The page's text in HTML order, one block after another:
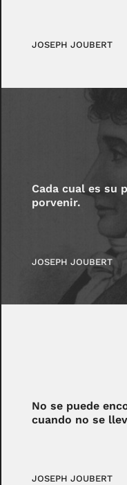
JOSEPH JOUBERT
Cada cual es su
porvenir.
JOSEPH JOUBERT
No se puede
cuando no se
JOSEPH JOUBERT